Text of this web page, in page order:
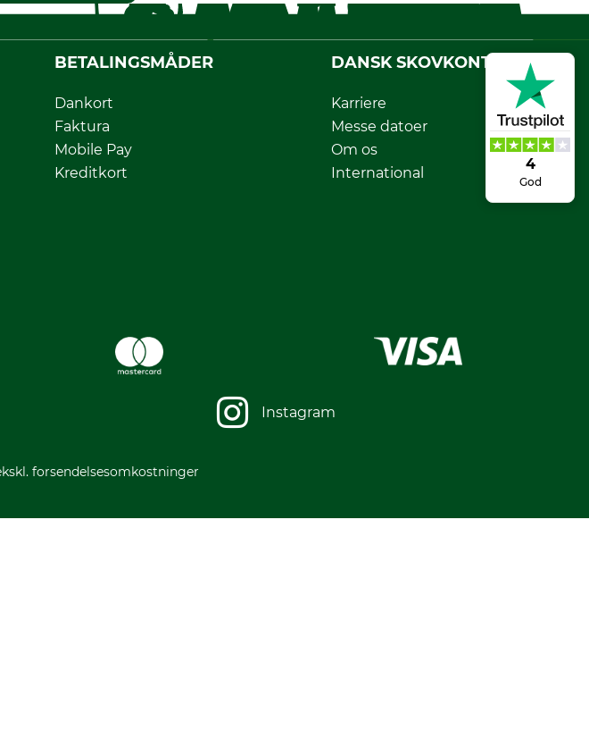
4
God
BETALINGSMÅDER
Dankort
Faktura
Mobile Pay
Kreditkort
DANSK SKOVKONTOR
Karriere
Messe datoer
Om os
International
Instagram
forsendelsesomkostninger